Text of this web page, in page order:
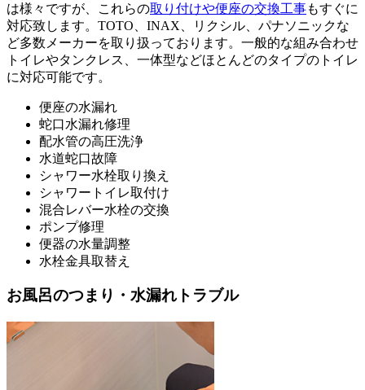
は様々ですが、これらの取り付けや便座の交換工事もすぐに
対応致します。TOTO、INAX、リクシル、パナソニックな
ど多数メーカーを取り扱っております。一般的な組み合わせ
トイレやタンクレス、一体型などほとんどのタイプのトイレ
に対応可能です。
便座の水漏れ
蛇口水漏れ修理
配水管の高圧洗浄
水道蛇口故障
シャワー水栓取り換え
シャワートイレ取付け
混合レバー水栓の交換
ポンプ修理
便器の水量調整
水栓金具取替え
お風呂のつまり・水漏れトラブル